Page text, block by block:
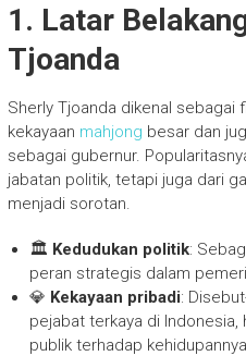
1. Latar
Tjoanda
Sherly Tjoanda dikenal sebagai
kekayaan mahjong besar dan
sebagai gubernur.
jabatan politik, tetapi juga dari
menjadi sorotan.
🏛️ Kedudukan politik:
peran strategis dalam
💎 Kekayaan pribadi:
pejabat terkaya di Indonesia,
publik terhadap